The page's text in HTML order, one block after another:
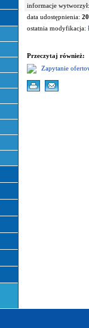
informacje wytworzył:
data udostępnienia:
ostatnia modyfikacja:
Przeczytaj również:
Zapytanie